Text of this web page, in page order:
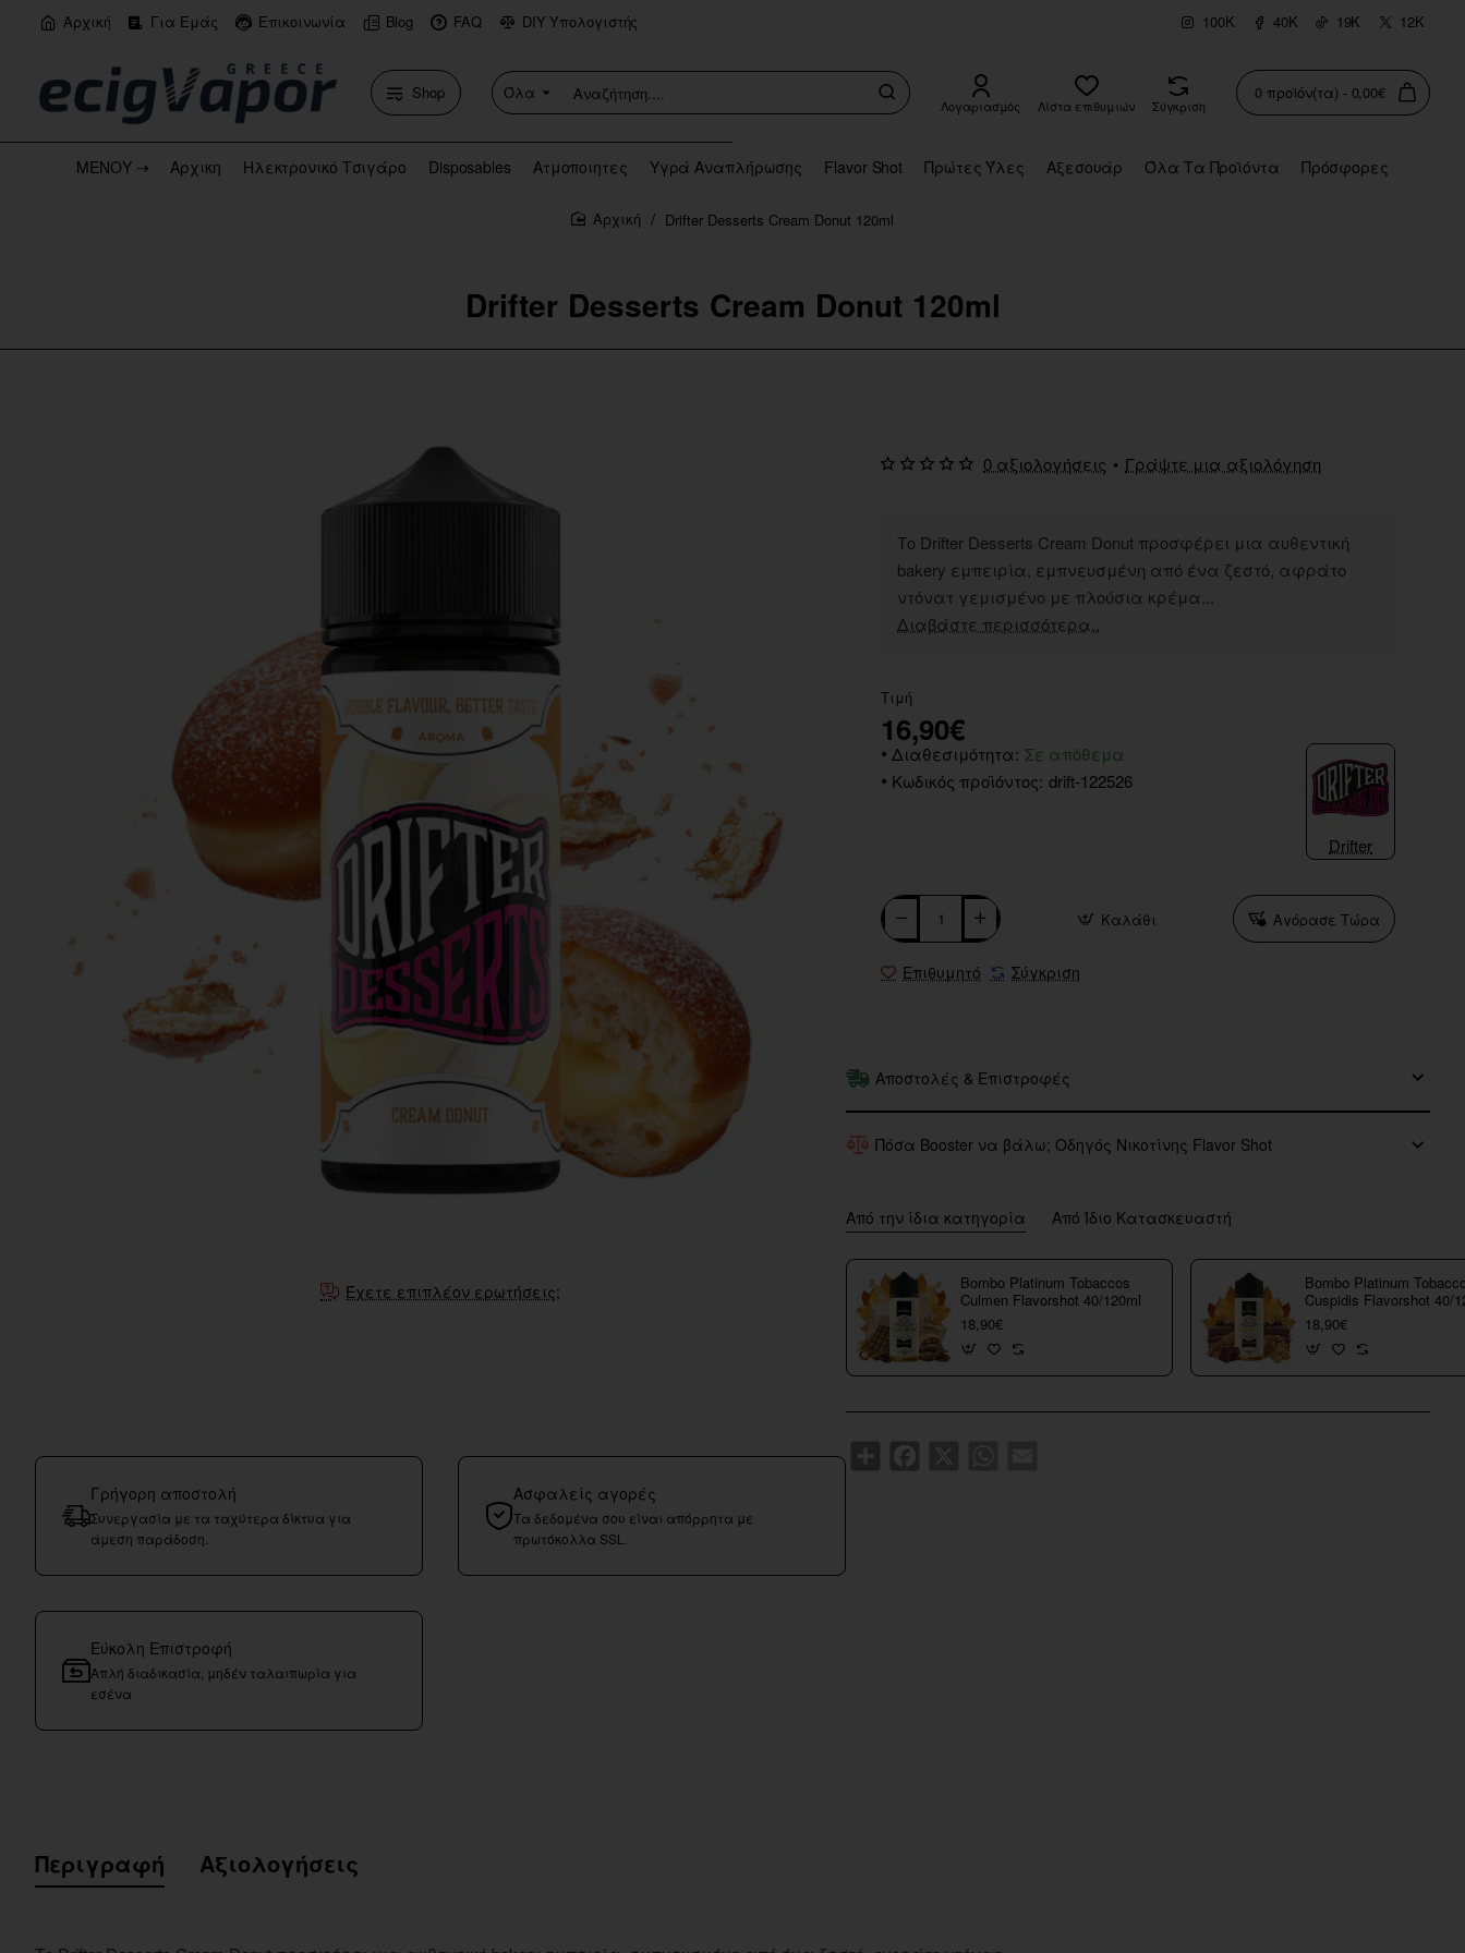
Αρχική Για Εμάς Επικοινωνία Blog FAQ DIY Υπολογιστής 100K 40K 19K 12K
Shop Όλα
Αναζήτηση.... Λογαριασμός Λίστα επιθυμιών Σύγκριση
0 προϊόν(τα) - 0,00€
ΜΕΝΟΥ ⇢ Αρχικη Ηλεκτρονικό Τσιγάρο Disposables Ατμοποιητες Υγρά Αναπλήρωσης Flavor Shot Πρώτες Ύλες Αξεσουάρ Όλα Τα Προϊόντα Πρόσφορες
Drifter Desserts Cream Donut 120ml
home
Drifter Desserts Cream Donut 120ml
Έχετε επιπλέον ερωτήσεις;
Γρήγορη αποστολή
Συνεργασία με τα ταχύτερα δίκτυα για
άμεση παράδοση.
Ασφαλείς αγορές
Τα δεδομένα σου είναι απόρρητα με
πρωτόκολλα SSL.
Εύκολη Επιστροφή
Απλή διαδικασία, μηδέν ταλαιπωρία για
εσένα
Το Drifter Desserts Cream Donut προσφέρει μια αυθεντική
bakery εμπειρία, εμπνευσμένη από ένα ζεστό, αφράτο
ντόνατ γεμισμένο με πλούσια κρέμα...
Διαβάστε περισσότερα..
0 αξιολογήσεις • Γράψτε μια αξιολόγηση
Τιμή
16,90€
Διαθεσιμότητα: Σε απόθεμα
Κωδικός προϊόντος: drift-122526
Drifter
Καλάθι Αγόρασε Τώρα
Επιθυμητό Σύγκριση
Αποστολές & Επιστροφές
Πόσα Booster να βάλω; Οδηγός Νικοτίνης Flavor Shot
Από την ίδια κατηγορία Από Ίδιο Κατασκευαστή
Bombo Platinum Tobaccos
Culmen Flavorshot 40/120ml
18,90€
Bombo Platinum
Cuspidis Flavorshot 40/
18,90€
Περιγραφή Αξιολογήσεις